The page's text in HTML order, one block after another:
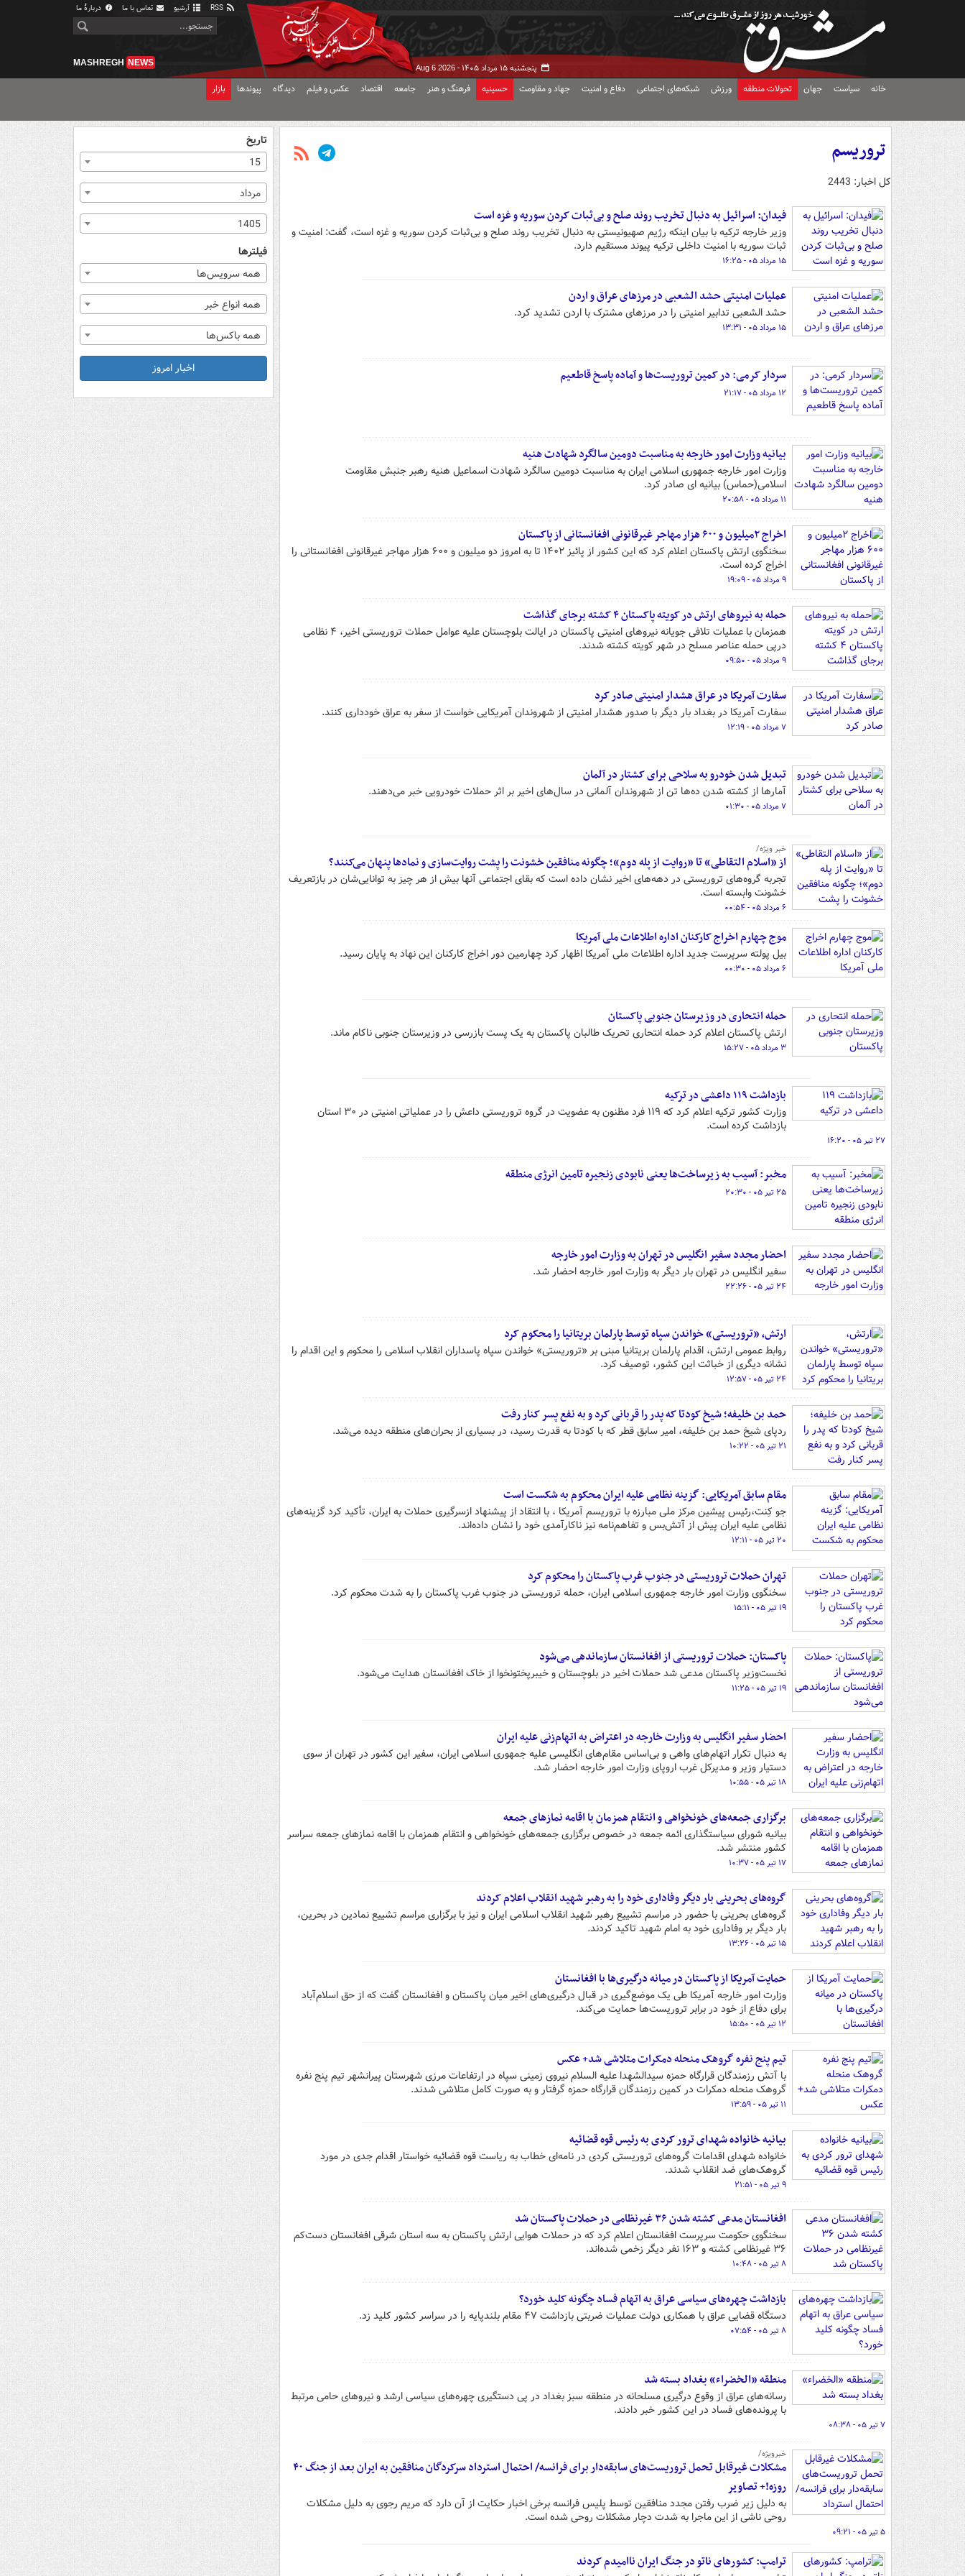
آرشیو تماس با ما دربارهٔ ما
پنجشنبه ۱۵ مرداد ۱۴۰۵ - Aug 6 2026
MASHREGH NEWS
خانه سیاست جهان تحولات منطقه ورزش شبکه‌های اجتماعی دفاع و امنیت جهاد و مقاومت حسینیه فرهنگ و هنر جامعه اقتصاد عکس و فیلم دیدگاه پیوندها بازار
تروریسم
کل اخبار: 2443
فیدان: اسرائیل به دنبال تخریب روند صلح و بی‌ثبات کردن سوریه و غزه است
وزیر خارجه ترکیه با بیان اینکه رژیم صهیونیستی به دنبال تخریب روند صلح و بی‌ثبات کردن سوریه و غزه است، گفت: امنیت و
ثبات سوریه با امنیت داخلی ترکیه پیوند مستقیم دارد.
۱۵ مرداد ۰۵ - ۱۶:۲۵
عملیات امنیتی حشد الشعبی در مرزهای عراق و اردن
حشد الشعبی تدابیر امنیتی را در مرزهای مشترک با اردن تشدید کرد.
۱۵ مرداد ۰۵ - ۱۳:۳۱
سردار کرمی: در کمین تروریست‌ها و آماده پاسخ قاطعیم
۱۲ مرداد ۰۵ - ۲۱:۱۷
بیانیه وزارت امور خارجه به مناسبت دومین سالگرد شهادت هنیه
وزارت امور خارجه جمهوری اسلامی ایران به مناسبت دومین سالگرد شهادت اسماعیل هنیه رهبر جنبش مقاومت
اسلامی(حماس) بیانیه ای صادر کرد.
۱۱ مرداد ۰۵ - ۲۰:۵۸
اخراج ۲میلیون و ۶۰۰ هزار مهاجر غیرقانونی افغانستانی از پاکستان
سخنگوی ارتش پاکستان اعلام کرد که این کشور از پائیز ۱۴۰۲ تا به امروز دو میلیون و ۶۰۰ هزار مهاجر غیرقانونی افغانستانی را
اخراج کرده است.
۹ مرداد ۰۵ - ۱۹:۰۹
حمله به نیروهای ارتش در کویته پاکستان ۴ کشته برجای گذاشت
همزمان با عملیات تلافی جویانه نیروهای امنیتی پاکستان در ایالت بلوچستان علیه عوامل حملات تروریستی اخیر، ۴ نظامی
درپی حمله عناصر مسلح در شهر کویته کشته شدند.
۹ مرداد ۰۵ - ۰۹:۵۰
سفارت آمریکا در عراق هشدار امنیتی صادر کرد
سفارت آمریکا در بغداد بار دیگر با صدور هشدار امنیتی از شهروندان آمریکایی خواست از سفر به عراق خودداری کنند.
۷ مرداد ۰۵ - ۱۲:۱۹
تبدیل شدن خودرو به سلاحی برای کشتار در آلمان
آمارها از کشته شدن ده‌ها تن از شهروندان آلمانی در سال‌های اخیر بر اثر حملات خودرویی خبر می‌دهند.
۷ مرداد ۰۵ - ۰۱:۳۰
خبر ویژه/
از «اسلام التقاطی» تا «روایت از پله دوم»؛ چگونه منافقین خشونت را پشت روایت‌سازی و نمادها پنهان می‌کنند؟
تجربه گروه‌های تروریستی در دهه‌های اخیر نشان داده است که بقای اجتماعی آنها بیش از هر چیز به توانایی‌شان در بازتعریف
خشونت وابسته است.
۶ مرداد ۰۵ - ۰۰:۵۴
موج چهارم اخراج کارکنان اداره اطلاعات ملی آمریکا
بیل پولته سرپرست جدید اداره اطلاعات ملی آمریکا اظهار کرد چهارمین دور اخراج کارکنان این نهاد به پایان رسید.
۶ مرداد ۰۵ - ۰۰:۳۰
حمله انتحاری در وزیرستان جنوبی پاکستان
ارتش پاکستان اعلام کرد حمله انتحاری تحریک طالبان پاکستان به یک پست بازرسی در وزیرستان جنوبی ناکام ماند.
۳ مرداد ۰۵ - ۱۵:۲۷
بازداشت ۱۱۹ داعشی در ترکیه
وزارت کشور ترکیه اعلام کرد که ۱۱۹ فرد مظنون به عضویت در گروه تروریستی داعش را در عملیاتی امنیتی در ۳۰ استان
بازداشت کرده است.
۲۷ تیر ۰۵ - ۱۶:۲۰
مخبر: آسیب به زیرساخت‌ها یعنی نابودی زنجیره تامین انرژی منطقه
۲۵ تیر ۰۵ - ۲۰:۳۰
احضار مجدد سفیر انگلیس در تهران به وزارت امور خارجه
سفیر انگلیس در تهران بار دیگر به وزارت امور خارجه احضار شد.
۲۴ تیر ۰۵ - ۲۲:۲۶
ارتش، «تروریستی» خواندن سپاه توسط پارلمان بریتانیا را محکوم کرد
روابط عمومی ارتش، اقدام پارلمان بریتانیا مبنی بر «تروریستی» خواندن سپاه پاسداران انقلاب اسلامی را محکوم و این اقدام را
نشانه دیگری از خباثت این کشور، توصیف کرد.
۲۴ تیر ۰۵ - ۱۲:۵۷
حمد بن خلیفه؛ شیخ کودتا که پدر را قربانی کرد و به نفع پسر کنار رفت
ردپای شیخ حمد بن خلیفه، امیر سابق قطر که با کودتا به قدرت رسید، در بسیاری از بحران‌های منطقه دیده می‌شد.
۲۱ تیر ۰۵ - ۱۰:۲۲
مقام سابق آمریکایی: گزینه نظامی علیه ایران محکوم به شکست است
جو کِنت،رئیس پیشین مرکز ملی مبارزه با تروریسم آمریکا ، با انتقاد از پیشنهاد ازسرگیری حملات به ایران، تأکید کرد گزینه‌های
نظامی علیه ایران پیش از آتش‌بس و تفاهم‌نامه نیز ناکارآمدی خود را نشان داده‌اند.
۲۰ تیر ۰۵ - ۱۲:۱۱
تهران حملات تروریستی در جنوب غرب پاکستان را محکوم کرد
سخنگوی وزارت امور خارجه جمهوری اسلامی ایران، حمله تروریستی در جنوب غرب پاکستان را به شدت محکوم کرد.
۱۹ تیر ۰۵ - ۱۵:۱۱
پاکستان: حملات تروریستی از افغانستان سازماندهی می‌شود
نخست‌وزیر پاکستان مدعی شد حملات اخیر در بلوچستان و خیبرپختونخوا از خاک افغانستان هدایت می‌شود.
۱۹ تیر ۰۵ - ۱۱:۲۵
احضار سفیر انگلیس به وزارت خارجه در اعتراض به اتهام‌زنی علیه ایران
به دنبال تکرار اتهام‌های واهی و بی‌اساس مقام‌های انگلیسی علیه جمهوری اسلامی ایران، سفیر این کشور در تهران از سوی
دستیار وزیر و مدیرکل غرب اروپای وزارت امور خارجه احضار شد.
۱۸ تیر ۰۵ - ۱۰:۵۵
برگزاری جمعه‌های خونخواهی و انتقام همزمان با اقامه نمازهای جمعه
بیانیه شورای سیاستگذاری ائمه جمعه در خصوص برگزاری جمعه‌های خونخواهی و انتقام همزمان با اقامه نمازهای جمعه سراسر
کشور منتشر شد.
۱۷ تیر ۰۵ - ۱۰:۳۷
گروه‌های بحرینی بار دیگر وفاداری خود را به رهبر شهید انقلاب اعلام کردند
گروه‌های بحرینی با حضور در مراسم تشییع رهبر شهید انقلاب اسلامی ایران و نیز با برگزاری مراسم تشییع نمادین در بحرین،
بار دیگر بر وفاداری خود به امام شهید تاکید کردند.
۱۵ تیر ۰۵ - ۱۳:۲۶
حمایت آمریکا از پاکستان در میانه درگیری‌ها با افغانستان
وزارت امور خارجه آمریکا طی یک موضع‌گیری در قبال درگیری‌های اخیر میان پاکستان و افغانستان گفت که از حق اسلام‌آباد
برای دفاع از خود در برابر تروریست‌ها حمایت می‌کند.
۱۲ تیر ۰۵ - ۱۵:۵۰
تیم پنج نفره گروهک منحله دمکرات متلاشی شد+ عکس
با آتش رزمندگان قرارگاه حمزه سیدالشهدا علیه السلام نیروی زمینی سپاه در ارتفاعات مرزی شهرستان پیرانشهر تیم پنج نفره
گروهک منحله دمکرات در کمین رزمندگان قرارگاه حمزه گرفتار و به صورت کامل متلاشی شدند.
۱۱ تیر ۰۵ - ۱۳:۵۹
بیانیه خانواده شهدای ترور کردی به رئیس قوه قضائیه
خانواده‌ شهدای اقدامات گروه‌های تروریستی کردی در نامه‌ای خطاب به ریاست قوه قضائیه خواستار اقدام جدی در مورد
گروهک‌های ضد انقلاب شدند.
۹ تیر ۰۵ - ۲۱:۵۱
افغانستان مدعی کشته شدن ۳۶ غیرنظامی در حملات پاکستان شد
سخنگوی حکومت سرپرست افغانستان اعلام کرد که در حملات هوایی ارتش پاکستان به سه استان شرقی افغانستان دست‌کم
۳۶ غیرنظامی کشته و ۱۶۳ نفر دیگر زخمی شده‌اند.
۸ تیر ۰۵ - ۱۰:۴۸
بازداشت چهره‌های سیاسی عراق به اتهام فساد چگونه کلید خورد؟
دستگاه قضایی عراق با همکاری دولت عملیات ضربتی بازداشت ۴۷ مقام بلندپایه را در سراسر کشور کلید زد.
۸ تیر ۰۵ - ۰۷:۵۴
منطقه «الخضراء» بغداد بسته شد
رسانه‌های عراق از وقوع درگیری مسلحانه در منطقه سبز بغداد در پی دستگیری چهره‌های سیاسی ارشد و نیروهای حامی مرتبط
با پرونده‌های فساد در این کشور خبر دادند.
۷ تیر ۰۵ - ۰۸:۳۸
خبرویژه/
مشکلات غیرقابل تحمل تروریست‌های سابقه‌دار برای فرانسه/ احتمال استرداد سرکردگان منافقین به ایران بعد از جنگ ۴۰
روزه!+ تصاویر
به دلیل زیر ضرب رفتن مجدد منافقین توسط پلیس فرانسه برخی اخبار حکایت از آن دارد که مریم رجوی به دلیل مشکلات
روحی ناشی از این ماجرا به شدت دچار مشکلات روحی شده است.
۵ تیر ۰۵ - ۰۹:۲۱
ترامپ: کشورهای ناتو در جنگ ایران ناامیدم کردند
تاریخ
15
مرداد
1405
فیلترها
همه سرویس‌ها
همه انواع خبر
همه باکس‌ها
اخبار امروز